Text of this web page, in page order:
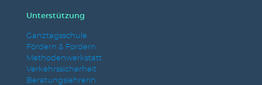
Unterstützung
Ganztagsschule
Fördern & Fordern
Methodenwerkstatt
Verkehrssicherheit
Beratungslehrerin